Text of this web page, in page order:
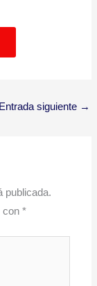
Entrada siguiente →
publicada.
con*